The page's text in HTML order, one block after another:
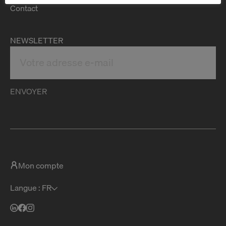
Contact
NEWSLETTER
ENVOYER
Mon compte
Langue : FR